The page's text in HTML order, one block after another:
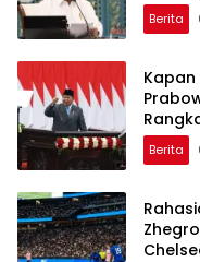
Berita
Kapan
Berita